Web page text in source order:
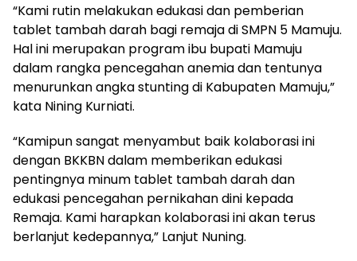
“Kami rutin melakukan edukasi dan pemberian
tablet tambah darah bagi remaja di SMPN 5 Mamuju.
Hal ini merupakan program ibu bupati Mamuju
dalam rangka pencegahan anemia dan tentunya
menurunkan angka stunting di Kabupaten Mamuju,”
kata Nining Kurniati.
“Kamipun sangat menyambut baik kolaborasi ini
dengan BKKBN dalam memberikan edukasi
pentingnya minum tablet tambah darah dan
edukasi pencegahan pernikahan dini kepada
Remaja. Kami harapkan kolaborasi ini akan terus
berlanjut kedepannya,” Lanjut Nuning.